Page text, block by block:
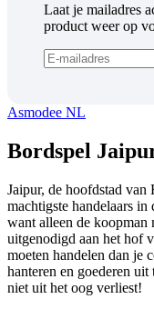
Laat je mailadres
product weer op
Asmodee NL
Bordspel
Jaipur, de hoofdstad van
machtigste handelaars
want alleen de koopman
uitgenodigd aan het hof
moeten handelen dan je
hanteren en goederen
niet uit het oog verliest!